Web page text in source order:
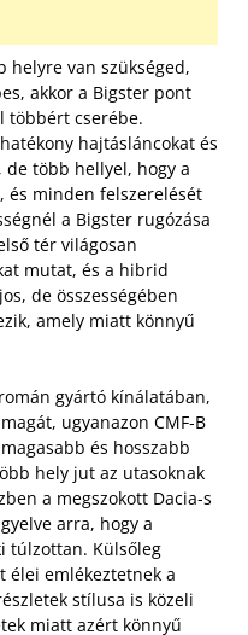
helyre van szükséged,
akkor a Bigster pont
többért cserébe.
hajtásláncokat és
több hellyel, hogy a
és minden felszerelését
a Bigster rugózása
tér világosan
mutat, és a hibrid
de összességében
amely miatt könnyű
gyártó kínálatában,
ugyanazon CMF‑B
és hosszabb
hely jut az utasoknak
a megszokott Dacia‑s
arra, hogy a
túlzottan. Külsőleg
élei emlékeztetnek a
stílusa is közeli
miatt azért könnyű